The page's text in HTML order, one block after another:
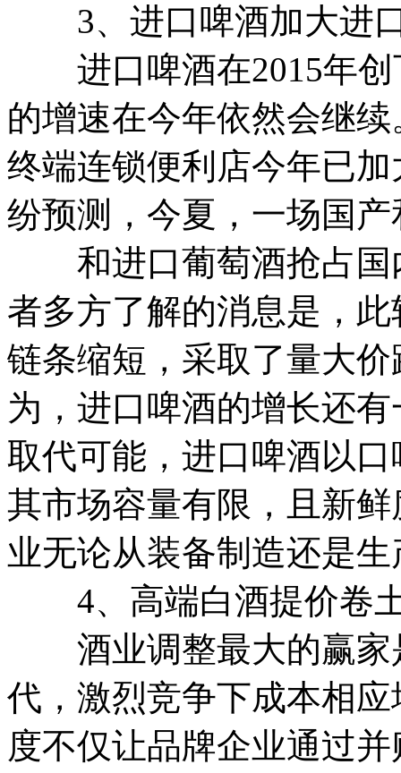
3、进口啤酒加大进
进口啤酒在2015年创
的增速在今年依然会继
终端连锁便利店今年已
纷预测，今夏，一场国
和进口葡萄酒抢占国
者多方了解的消息是，
链条缩短，采取了量大
为，进口啤酒的增长还
取代可能，进口啤酒以
其市场容量有限，且新
业无论从装备制造还是
4、高端白酒提价卷
酒业调整最大的赢家
代，激烈竞争下成本相
度不仅让品牌企业通过